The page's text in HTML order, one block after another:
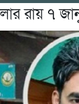
রায় ৭